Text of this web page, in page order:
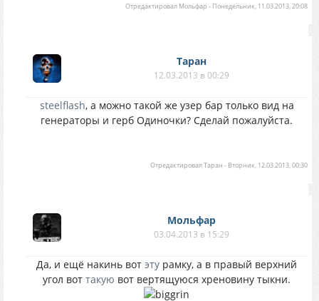
Отредактировал Мольфар - Понедельник, 11.03.2013, 20:08
Таран
12.03.2013 в 00:29
steelflash, а можно такой же узер бар только вид на
генераторы и герб Одиночки? Сделай пожалуйста.
ОтредактировалТаран - Вторник, 12.03.2013, 00:30
Мольфар
03.04.2013 в 15:29
Да, и ещё накинь вот эту рамку, а в правый верхний
угол вот такую вот вертящуюся хреновину тыкни.